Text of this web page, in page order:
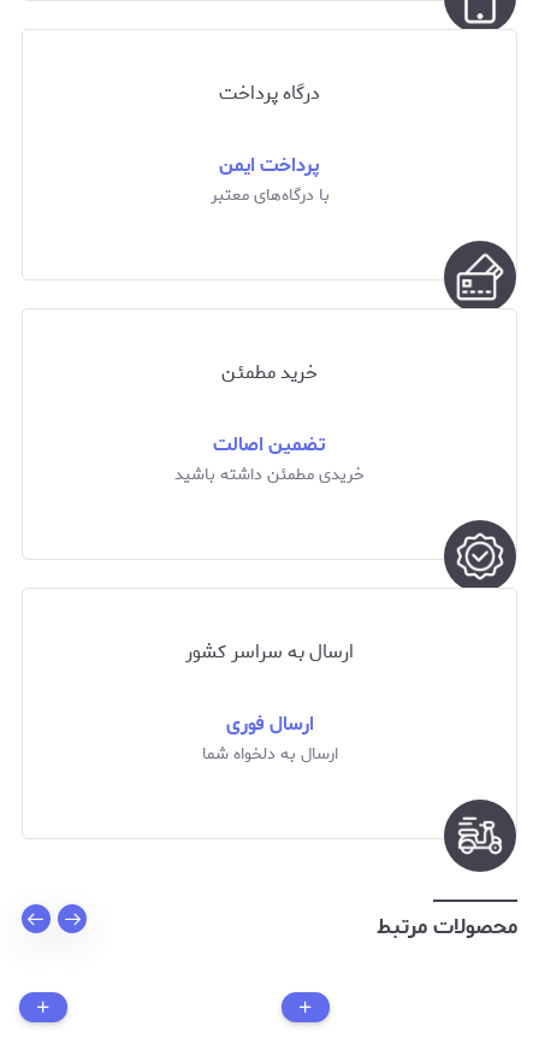
درگاه پرداخت
پرداخت ایمن
با درگاه‌های معتبر
خرید مطمئن
تضمین اصالت
خریدی مطمئن داشته باشید
ارسال به سراسر کشور
ارسال فوری
ارسال به دلخواه شما
محصولات مرتبط